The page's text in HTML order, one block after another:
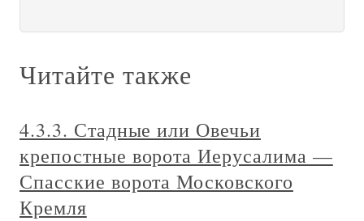
Читайте также
4.3.3. Стадные или Овечьи
крепостные ворота Иерусалима —
Спасские ворота Московского
Кремля